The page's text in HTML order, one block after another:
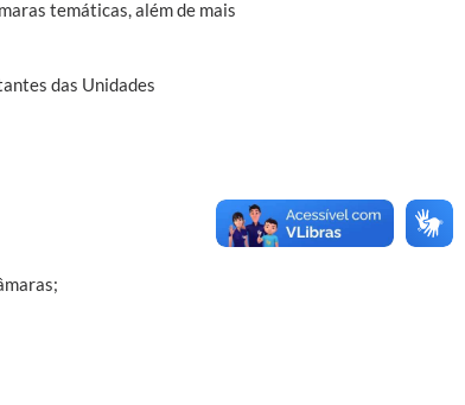
temáticas, além de mais
das Unidades